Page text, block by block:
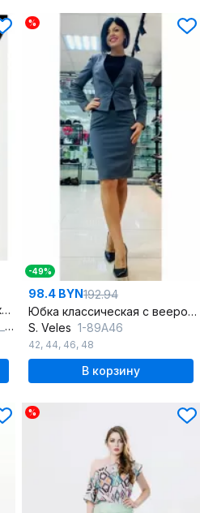
Классическая юбка на подкладке с потайной молнией и шлицами
%
-49%
98.4 BYN192.94
Юбка классическая с веерообразной складкой и подкладкой
S. Veles 1-89А46
42, 44, 46, 48
В корзину
%